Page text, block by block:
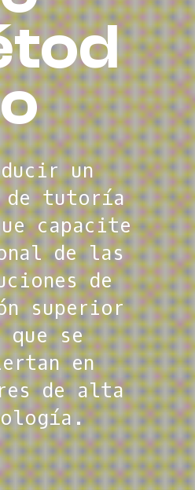
la
digital
las
de
superior
para la
de
de
virtual
y
o
un
de tutoría
capacite
de las
de
superior
que se
en
de alta